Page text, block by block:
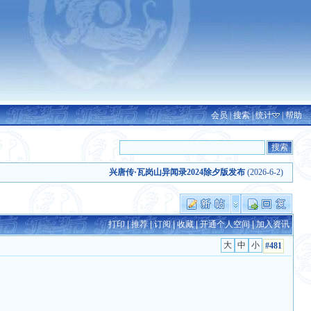
会员|搜索|统计 |帮助
兴唐传·瓦岗山异闻录2024除夕版发布(2026-6-2)
打印|推荐|订阅|收藏|开通个人空间|加入资讯
#481